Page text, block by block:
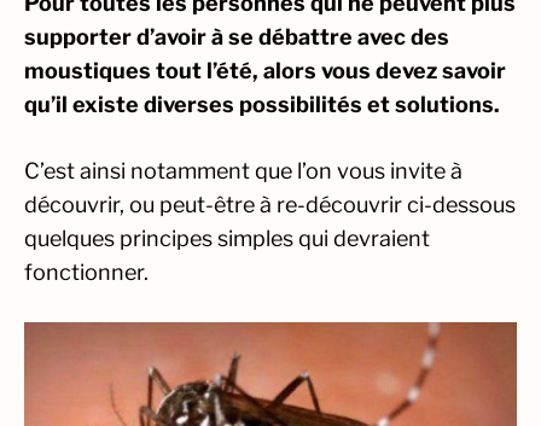
supporter d’avoir à se débattre avec des
moustiques tout l’été, alors vous devez savoir
qu’il existe diverses possibilités et solutions.
C’est ainsi notamment que l’on vous invite à
découvrir, ou peut-être à re-découvrir ci-dessous
quelques principes simples qui devraient
fonctionner.